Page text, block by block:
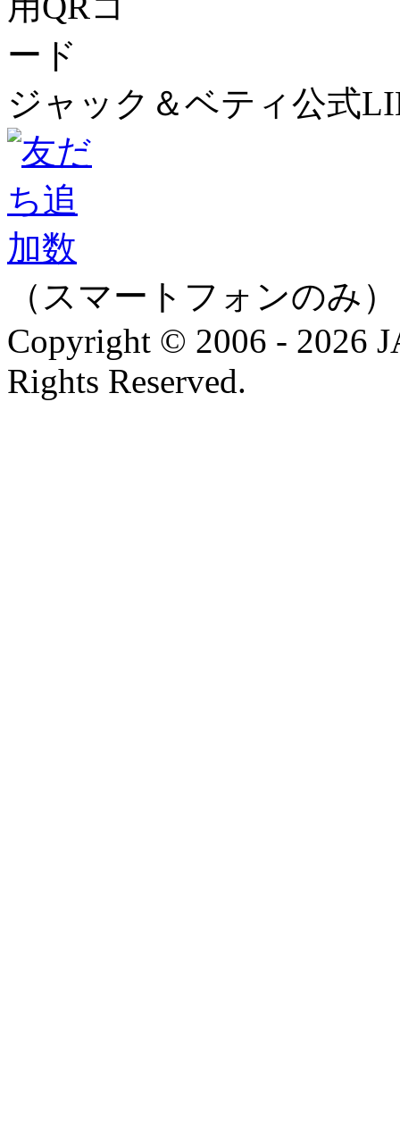
ジャック＆ベティ公式
（スマートフォンのみ）
Copyright © 2006 - 2026
Rights Reserved.